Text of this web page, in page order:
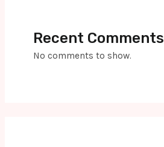
Recent Comments
No comments to show.